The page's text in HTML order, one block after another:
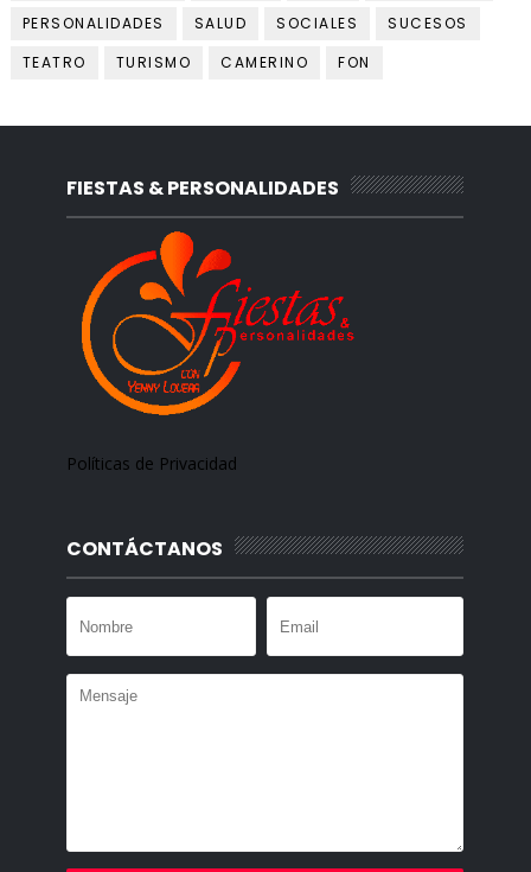
PERSONALIDADES
SALUD SOCIALES
SUCESOS
TEATRO
TURISMO CAMERINO FON
FIESTAS & PERSONALIDADES
Políticas de Privacidad
CONTÁCTANOS